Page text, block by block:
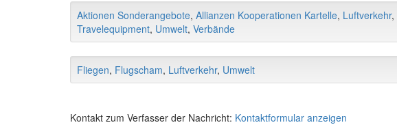
Aktionen Sonderangebote, Allianzen Kooperationen Kartelle, Luftverkehr,
Travelequipment, Umwelt, Verbände
Fliegen, Flugscham, Luftverkehr, Umwelt
Kontakt zum Verfasser der Nachricht: Kontaktformular anzeigen